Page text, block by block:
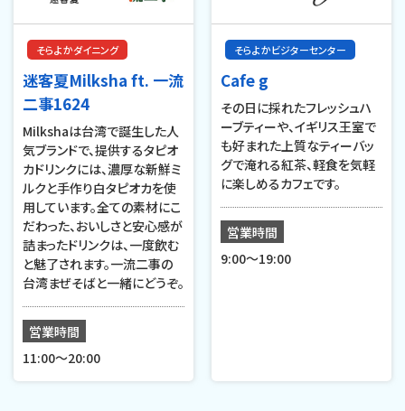
そらよかダイニング
迷客夏Milksha ft. 一流
二事1624
Milkshaは台湾で誕生した人
気ブランドで、提供するタピオ
カドリンクには、濃厚な新鮮ミ
ルクと手作り白タピオカを使
用しています。全ての素材にこ
だわった、おいしさと安心感が
詰まったドリンクは、一度飲む
と魅了されます。一流二事の
台湾まぜそばと一緒にどうぞ。
営業時間
11:00～20:00
そらよかビジターセンター
Cafe g
その日に採れたフレッシュハ
ーブティーや、イギリス王室で
も好まれた上質なティーバッ
グで淹れる紅茶、軽食を気軽
に楽しめるカフェです。
営業時間
9:00〜19:00